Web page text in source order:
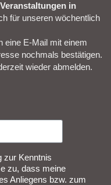
Veranstal­tungen in
für unseren wöchentlich
eine E-Mail mit einem
nochmals bestätigen.
wieder abmelden.​
zur Kenntnis
zu, dass meine
Anliegens bzw. zum